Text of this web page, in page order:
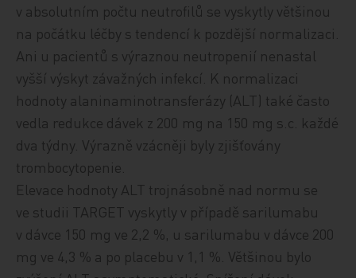
v absolutním počtu neutrofilů se vyskytly většinou
na počátku léčby s tendencí k pozdější normalizaci.
Ani u pacientů s výraznou neutropenií nenastal
vyšší výskyt závažných infekcí. K normalizaci
hodnoty alaninaminotransferázy (ALT) také často
vedla redukce dávek z 200 mg na 150 mg s.c. každé
dva týdny. Výrazně vzácněji byly zjišťovány
trombocytopenie.
Elevace hodnoty ALT trojnásobně nad normu se
ve studii TARGET vyskytly v případě sarilumabu
v dávce 150 mg ve 2,2 %, u sarilumabu v dávce 200
mg ve 4,3 % a po placebu v 1,1 %. Většinou bylo